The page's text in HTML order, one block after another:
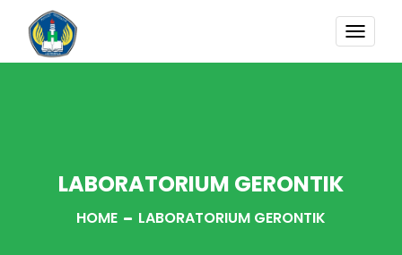
LABORATORIUM GERONTIK
HOME LABORATORIUM GERONTIK